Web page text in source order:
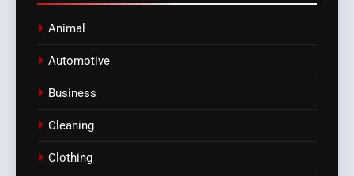
Animal
Automotive
Business
Cleaning
Clothing